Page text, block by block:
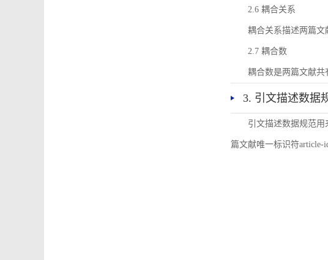
2.6 耦合关系
耦合关系描述两篇文
2.7 耦合数
耦合数是两篇文献共
3. 引文描述数据
引文描述数据规范
篇文献唯一标识符article-